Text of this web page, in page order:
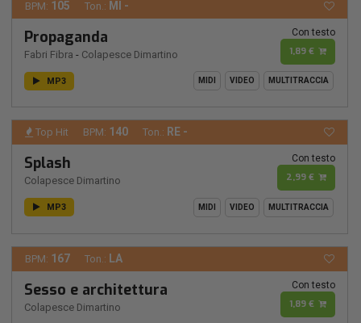
BPM: 105 Ton.: MI -
Propaganda
Fabri Fibra - Colapesce Dimartino
Con testo
1,89 €
MP3 MIDI VIDEO MULTITRACCIA
Top Hit BPM: 140 Ton.: RE -
Splash
Colapesce Dimartino
Con testo
2,99 €
MP3 MIDI VIDEO MULTITRACCIA
BPM: 167 Ton.: LA
Sesso e architettura
Colapesce Dimartino
Con testo
1,89 €